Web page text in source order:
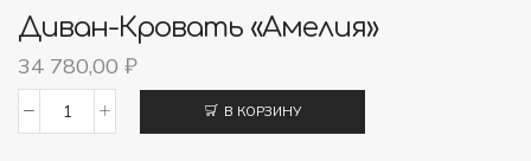
Диван-Кровать «Амелия»
34 780,00 ₽
В КОРЗИНУ